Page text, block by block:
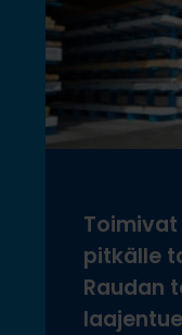
pitkälle
Raudan